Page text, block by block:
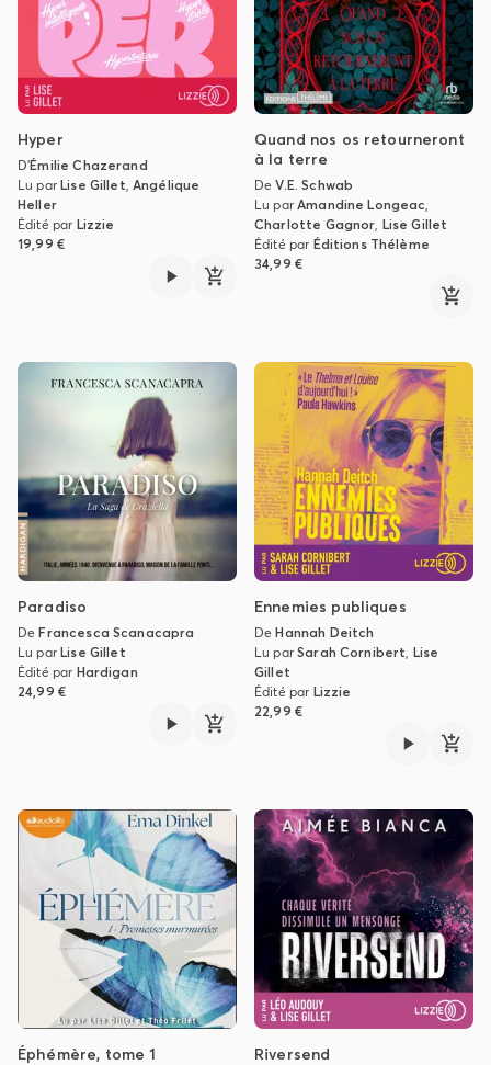
Hyper
D'Émilie Chazerand
Lu parLise Gillet,Angélique
Heller
Édité par Lizzie
19,99 €
Quand nos os retourneront
à la terre
DeV.E. Schwab
Lu parAmandine Longeac,
Charlotte Gagnor, Lise Gillet
Édité par Éditions Thélème
34,99 €
Paradiso
DeFrancesca Scanacapra
Lu parLise Gillet
Édité par Hardigan
24,99 €
Ennemies publiques
DeHannah Deitch
Lu parSarah Cornibert, Lise
Gillet
Édité par Lizzie
22,99 €
Éphémère, tome 1 Riversend